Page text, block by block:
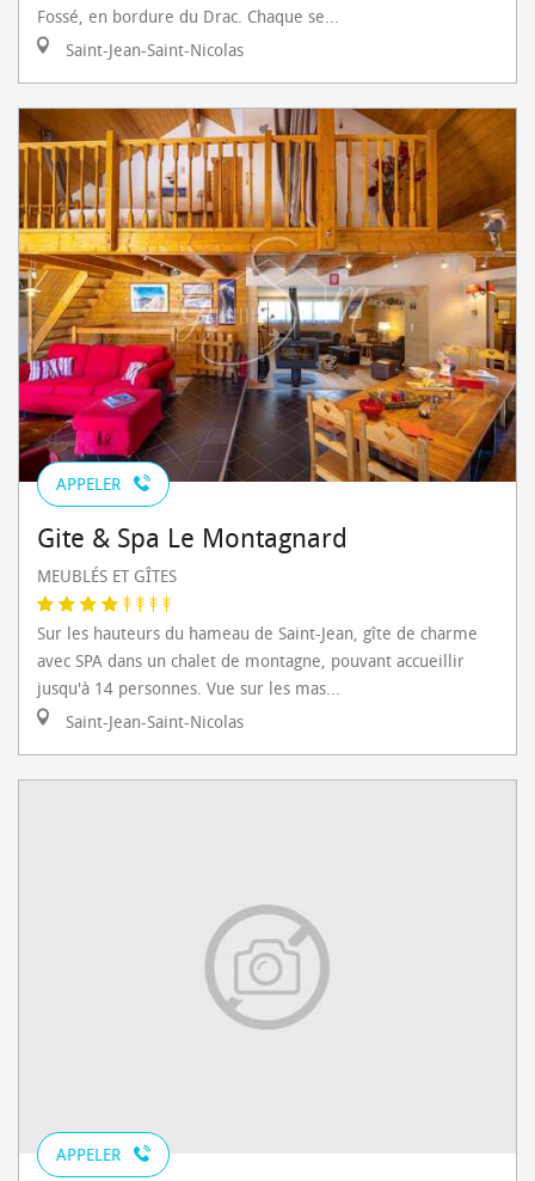
Fossé, en bordure du Drac. Chaque se...
Saint-Jean-Saint-Nicolas
APPELER
Gite & Spa Le Montagnard
MEUBLÉS ET GÎTES
Sur les hauteurs du hameau de Saint-Jean, gîte de charme
avec SPA dans un chalet de montagne, pouvant accueillir
jusqu'à 14 personnes. Vue sur les mas...
Saint-Jean-Saint-Nicolas
APPELER